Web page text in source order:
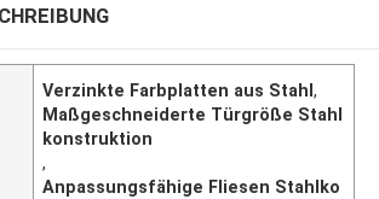
Verzinkte Farbplatten aus Stahl,
Maßgeschneiderte Türgröße Stahl
konstruktion
,
Anpassungsfähige Fliesen Stahlko